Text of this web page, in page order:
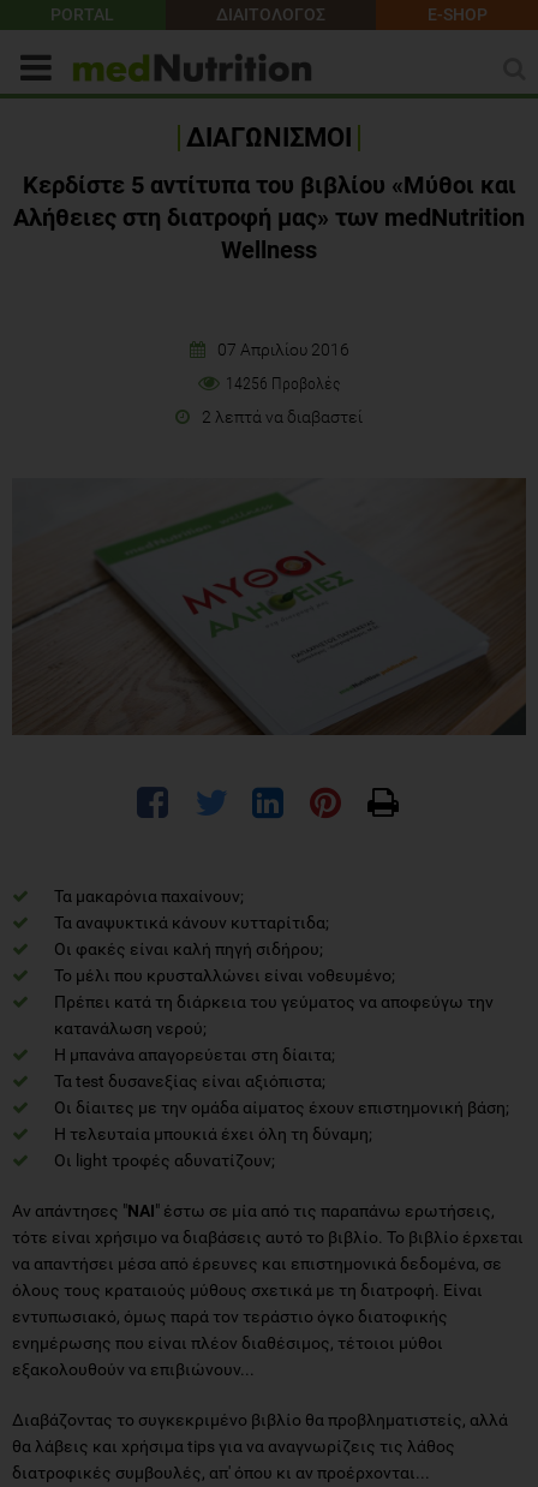
PORTAL ΔΙΑΙΤΟΛΟΓΟΣ E-SHOP
ΔΙΑΓΩΝΙΣΜΟΙ
Κερδίστε 5 αντίτυπα του βιβλίου «Μύθοι και
Αλήθειες στη διατροφή μας» των medNutrition
Wellness
07 Απριλίου 2016
14256 Προβολές
2 λεπτά να διαβαστεί
Τα μακαρόνια παχαίνουν;
Τα αναψυκτικά κάνουν κυτταρίτιδα;
Οι φακές είναι καλή πηγή σιδήρου;
Το μέλι που κρυσταλλώνει είναι νοθευμένο;
Πρέπει κατά τη διάρκεια του γεύματος να αποφεύγω την
κατανάλωση νερού;
Η μπανάνα απαγορεύεται στη δίαιτα;
Τα test δυσανεξίας είναι αξιόπιστα;
Οι δίαιτες με την ομάδα αίματος έχουν επιστημονική βάση;
Η τελευταία μπουκιά έχει όλη τη δύναμη;
Οι light τροφές αδυνατίζουν;
Αν απάντησες "ΝΑΙ" έστω σε μία από τις παραπάνω ερωτήσεις,
τότε είναι χρήσιμο να διαβάσεις αυτό το βιβλίο. Το βιβλίο έρχεται
να απαντήσει μέσα από έρευνες και επιστημονικά δεδομένα, σε
όλους τους κραταιούς μύθους σχετικά με τη διατροφή. Είναι
εντυπωσιακό, όμως παρά τον τεράστιο όγκο διατοφικής
ενημέρωσης που είναι πλέον διαθέσιμος, τέτοιοι μύθοι
εξακολουθούν να επιβιώνουν...
Διαβάζοντας το συγκεκριμένο βιβλίο θα προβληματιστείς, αλλά
θα λάβεις και χρήσιμα tips για να αναγνωρίζεις τις λάθος
διατροφικές συμβουλές, απ' όπου κι αν προέρχονται...